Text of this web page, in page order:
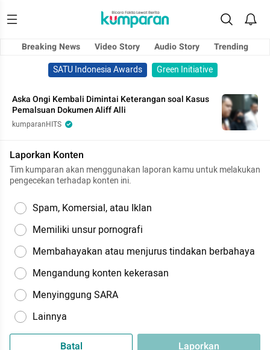
Breaking News Video Story Audio Story
Trending
SATU Indonesia Awards
Green Initiative
Aska Ongi Kembali Dimintai Keterangan soal Kasus
Pemalsuan Dokumen Aliff Alli
kumparanHITS
Laporkan Konten
Tim kumparan akan menggunakan laporan kamu untuk melakukan
pengecekan terhadap konten ini.
Spam, Komersial, atau Iklan
Memiliki unsur pornografi
Membahayakan atau menjurus tindakan berbahaya
Mengandung konten kekerasan
Menyinggung SARA
Lainnya
Batal Laporkan